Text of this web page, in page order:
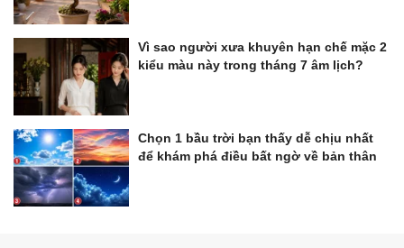
Vì sao người xưa khuyên hạn chế mặc 2
kiểu màu này trong tháng 7 âm lịch?
Chọn 1 bầu trời bạn thấy dễ chịu nhất
để khám phá điều bất ngờ về bản thân